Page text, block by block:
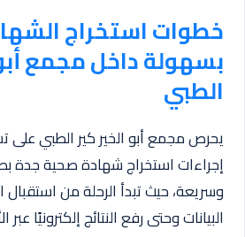
خطوات استخراج
بسهولة داخل مجمع
الطبي
يحرص مجمع أبو الخير كير الطبي
إجراءات استخراج شهادة صحية جدة
وسريعة، حيث تبدأ الرحلة من
البيانات وحتى رفع النتائج إلكترونيًا